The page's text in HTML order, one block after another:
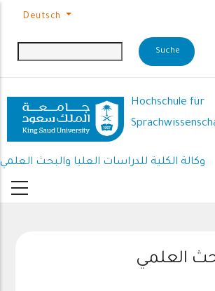
Deutsch
Hochschule für
وكالة الكلية للدراسات العليا والبحث العلمي
العلمي